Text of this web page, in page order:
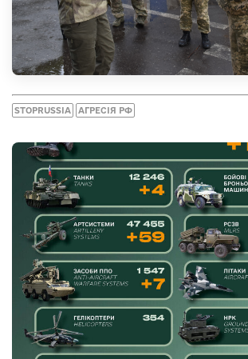
STOPRUSSIA АГРЕСІЯ РФ